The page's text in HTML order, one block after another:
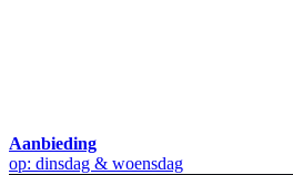
Aanbieding
op: dinsdag & woensdag